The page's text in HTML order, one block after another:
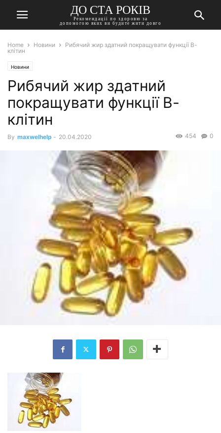
ДО СТА РОКІВ
Рекомендації по здоровю за
допомогою яких ви будите жити довго
Home Новини
Рибячий жир здатний покращувати функції В-
клітин
Новини
Рибячий жир здатний
покращувати функції В-
клітин
By maxwelhelp - 20.04.2020 0
454